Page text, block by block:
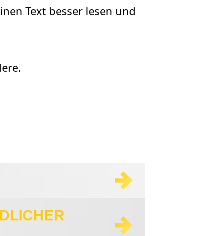
Text besser lesen und